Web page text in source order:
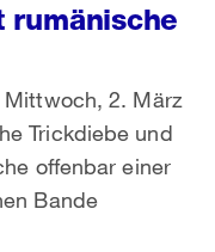
rumänische
2. März
Trickdiebe und
offenbar einer
Bande